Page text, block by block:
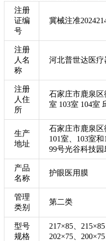
注册
证编
号
冀械注准
注册
人名
称
河北普世达医疗
注册
人住
所
石家庄市鹿泉区
室 103室 104室
生产
地址
石家庄市鹿泉
101室、103室
99号光谷科技
产品
名称
护眼医用膜
管理
类别
第二类
型号
规格
217×85、
202×75、